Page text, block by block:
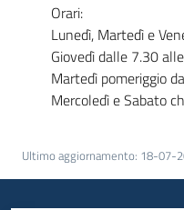
Orari:
Lunedì, Martedì e
Giovedì dalle 7.30
Martedì pomeriggio
Mercoledì e Sabato
Ultimo aggiornamento: 18-07-